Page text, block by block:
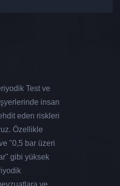
Test ve
insan
eden riskleri
Özellikle
"0,5 bar üzeri
gibi yüksek
ve